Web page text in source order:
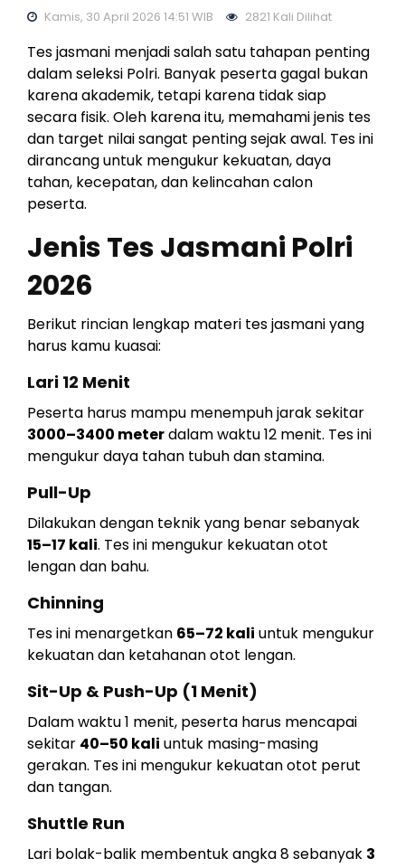
Kamis, 30 April 2026 14:51 WIB 2821 Kali Dilihat
Tes jasmani menjadi salah satu tahapan penting
dalam seleksi Polri. Banyak peserta gagal bukan
karena akademik, tetapi karena tidak siap
secara fisik. Oleh karena itu, memahami jenis tes
dan target nilai sangat penting sejak awal. Tes ini
dirancang untuk mengukur kekuatan, daya
tahan, kecepatan, dan kelincahan calon
peserta.
Jenis Tes Jasmani Polri
2026
Berikut rincian lengkap materi tes jasmani yang
harus kamu kuasai:
Lari 12 Menit
Peserta harus mampu menempuh jarak sekitar
3000–3400 meterdalam waktu 12 menit. Tes ini
mengukur daya tahan tubuh dan stamina.
Pull-Up
Dilakukan dengan teknik yang benar sebanyak
15–17 kali. Tes ini mengukur kekuatan otot
lengan dan bahu.
Chinning
Tes ini menargetkan 65–72 kali untuk mengukur
kekuatan dan ketahanan otot lengan.
Sit-Up & Push-Up (1 Menit)
Dalam waktu 1 menit, peserta harus mencapai
sekitar 40–50 kali untuk masing-masing
gerakan. Tes ini mengukur kekuatan otot perut
dan tangan.
Shuttle Run
Lari bolak-balik membentuk angka 8 sebanyak 3